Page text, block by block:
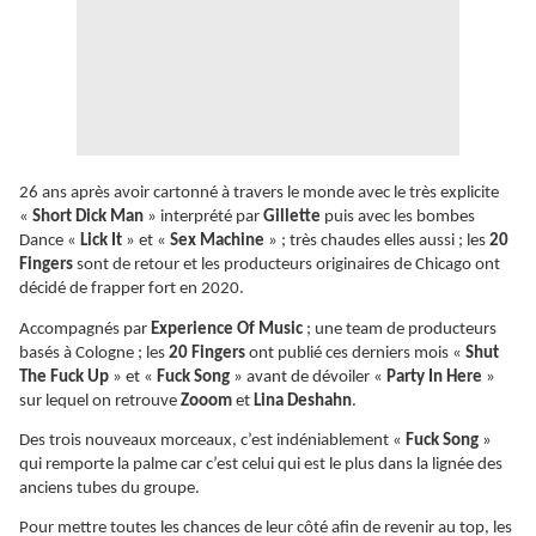
26 ans après avoir cartonné à travers le monde avec le très explicite
« Short Dick Man » interprété par Gillette puis avec les bombes
Dance « Lick It » et « Sex Machine » ; très chaudes elles aussi ; les 20
Fingers sont de retour et les producteurs originaires de Chicago ont
décidé de frapper fort en 2020.
Accompagnés par Experience Of Music ; une team de producteurs
basés à Cologne ; les 20 Fingers ont publié ces derniers mois « Shut
The Fuck Up » et « Fuck Song » avant de dévoiler « Party In Here »
sur lequel on retrouve Zooom et Lina Deshahn.
Des trois nouveaux morceaux, c’est indéniablement « Fuck Song »
qui remporte la palme car c’est celui qui est le plus dans la lignée des
anciens tubes du groupe.
Pour mettre toutes les chances de leur côté afin de revenir au top, les